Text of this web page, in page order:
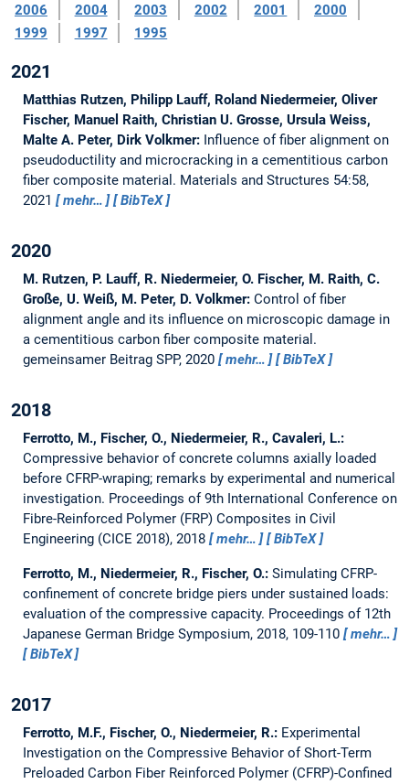
2006
2004 2003 2002 2001
2000
1999
1997 1995
2021
Matthias Rutzen, Philipp Lauff, Roland Niedermeier, Oliver
Fischer, Manuel Raith, Christian U. Grosse, Ursula Weiss,
Malte A. Peter, Dirk Volkmer: Influence of fiber alignment on
pseudoductility and microcracking in a cementitious carbon
fiber composite material. Materials and Structures 54:58,
2021
mehr… BibTeX
2020
M. Rutzen, P. Lauff, R. Niedermeier, O. Fischer, M. Raith, C.
Große, U. Weiß, M. Peter, D. Volkmer: Control of fiber
alignment angle and its influence on microscopic damage in
a cementitious carbon fiber composite material.
gemeinsamer Beitrag SPP, 2020
mehr… BibTeX
2018
Ferrotto, M., Fischer, O., Niedermeier, R., Cavaleri, L.:
Compressive behavior of concrete columns axially loaded
before CFRP-wraping; remarks by experimental and numerical
investigation. Proceedings of 9th International Conference on
Fibre-Reinforced Polymer (FRP) Composites in Civil
Engineering (CICE 2018), 2018
mehr… BibTeX
Ferrotto, M., Niedermeier, R., Fischer, O.: Simulating CFRP-
confinement of concrete bridge piers under sustained loads:
evaluation of the compressive capacity. Proceedings of 12th
Japanese German Bridge Symposium, 2018, 109-110
mehr…
BibTeX
2017
Ferrotto, M.F., Fischer, O., Niedermeier, R.: Experimental
Investigation on the Compressive Behavior of Short-Term
Preloaded Carbon Fiber Reinforced Polymer (CFRP)-Confined